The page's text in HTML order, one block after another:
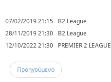
07/02/2019 21:15 B2 League
28/11/2019 21:30
B2 League
12/10/2022 21:30
PREMIER 2 LEAGUE
Προηγούμενο